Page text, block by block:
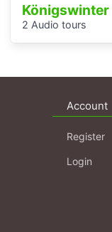
Königswinter
2 Audio tours
Account
Register
Login